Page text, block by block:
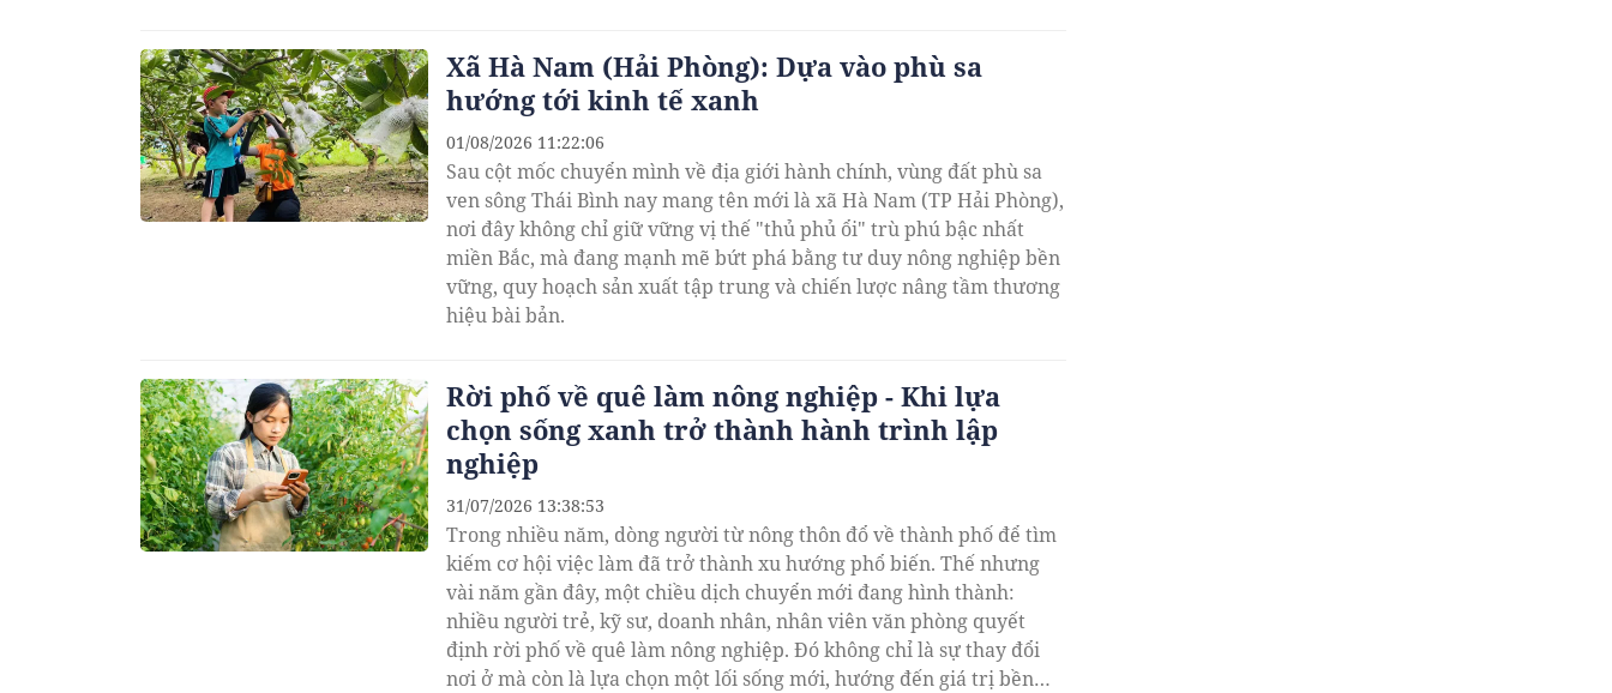
Xã Hà Nam (Hải Phòng): Dựa vào phù sa
hướng tới kinh tế xanh
​Sau cột mốc chuyển mình về địa giới hành chính, vùng đất phù sa
ven sông Thái Bình nay mang tên mới là xã Hà Nam (TP Hải Phòng),
nơi đây không chỉ giữ vững vị thế "thủ phủ ổi" trù phú bậc nhất
miền Bắc, mà đang mạnh mẽ bứt phá bằng tư duy nông nghiệp bền
vững, quy hoạch sản xuất tập trung và chiến lược nâng tầm thương
hiệu bài bản.
01/08/2026 11:22:06
Rời phố về quê làm nông nghiệp - Khi lựa
chọn sống xanh trở thành hành trình lập
nghiệp
Trong nhiều năm, dòng người từ nông thôn đổ về thành phố để tìm
kiếm cơ hội việc làm đã trở thành xu hướng phổ biến. Thế nhưng
vài năm gần đây, một chiều dịch chuyển mới đang hình thành:
nhiều người trẻ, kỹ sư, doanh nhân, nhân viên văn phòng quyết
định rời phố về quê làm nông nghiệp. Đó không chỉ là sự thay đổi
nơi ở mà còn là lựa chọn một lối sống mới, hướng đến giá trị bền
31/07/2026 13:38:53